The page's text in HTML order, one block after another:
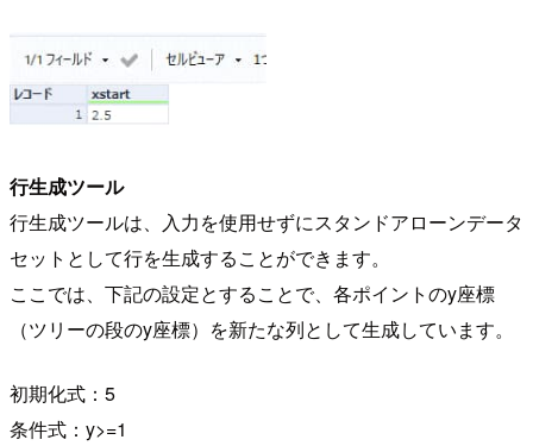
行生成ツール
行生成ツールは、入力を使用せずにスタンドアローンデータ
セットとして行を生成することができます。
ここでは、下記の設定とすることで、各ポイントのy座標
（ツリーの段のy座標）を新たな列として生成しています。
初期化式：5
条件式：y>=1